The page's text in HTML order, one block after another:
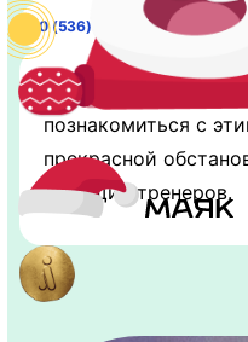
0 (536) 845-05-13
Вам и вашему
познакомиться с
прекрасной
знающих тренеров.